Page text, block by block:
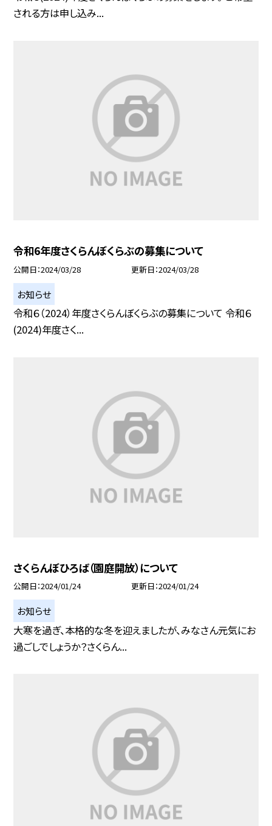
される方は申し込み...
令和6年度さくらんぼくらぶの募集について
公開日 2024/03/28 更新日 2024/03/28
お知らせ
令和６（2024）年度さくらんぼくらぶの募集について 令和６
(2024)年度さく...
さくらんぼひろば（園庭開放）について
公開日 2024/01/24 更新日 2024/01/24
お知らせ
大寒を過ぎ、本格的な冬を迎えましたが、みなさん元気にお
過ごしでしょうか？さくらん...